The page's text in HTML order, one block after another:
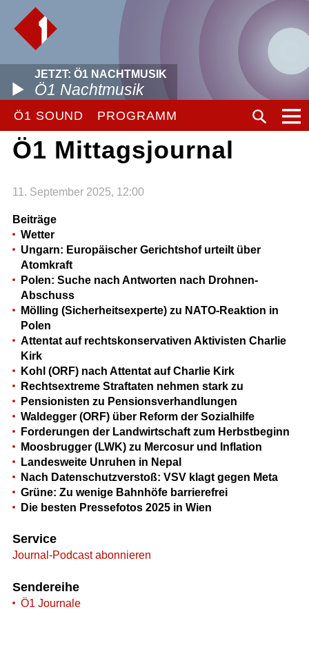
JETZT: Ö1 NACHTMUSIK
Ö1 Nachtmusik
Ö1 SOUND PROGRAMM
Ö1 Mittagsjournal
11. September 2025, 12:00
Beiträge
Wetter
Ungarn: Europäischer Gerichtshof urteilt über
Atomkraft
Polen: Suche nach Antworten nach Drohnen-
Abschuss
Mölling (Sicherheitsexperte) zu NATO-Reaktion in
Polen
Attentat auf rechtskonservativen Aktivisten Charlie
Kirk
Kohl (ORF) nach Attentat auf Charlie Kirk
Rechtsextreme Straftaten nehmen stark zu
Pensionisten zu Pensionsverhandlungen
Waldegger (ORF) über Reform der Sozialhilfe
Forderungen der Landwirtschaft zum Herbstbeginn
Moosbrugger (LWK) zu Mercosur und Inflation
Landesweite Unruhen in Nepal
Nach Datenschutzverstoß: VSV klagt gegen Meta
Grüne: Zu wenige Bahnhöfe barrierefrei
Die besten Pressefotos 2025 in Wien
Service
Journal-Podcast abonnieren
Sendereihe
Ö1 Journale